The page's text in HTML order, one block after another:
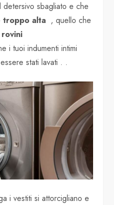
detersivo sbagliato e che
troppo alta , quello che
i tuoi indumenti intimi
stati lavati . .
i vestiti si attorcigliano e